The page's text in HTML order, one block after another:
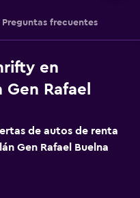
Preguntas frecuentes
en
Rafael
de autos de renta
Gen Rafael Buelna